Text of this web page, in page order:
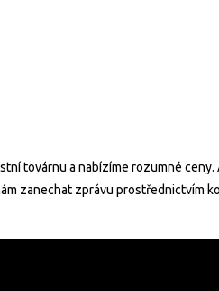
továrnu a nabízíme rozumné
zanechat zprávu prostřednictvím